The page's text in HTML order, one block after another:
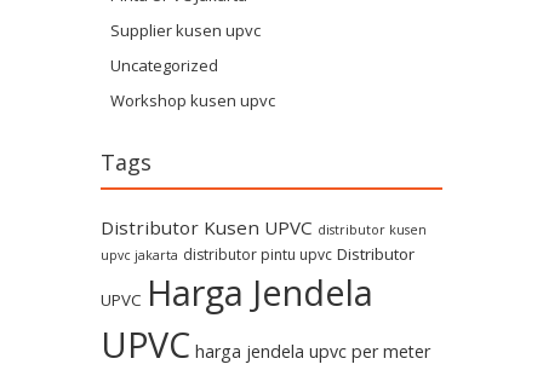
Supplier kusen upvc
Uncategorized
Workshop kusen upvc
Tags
Distributor Kusen UPVC distributor kusen
upvc jakarta distributor pintu upvc Distributor
UPVC Harga Jendela
UPVC harga jendela upvc per meter